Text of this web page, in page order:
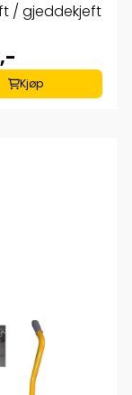
/ gjeddekjeft
Kjøp